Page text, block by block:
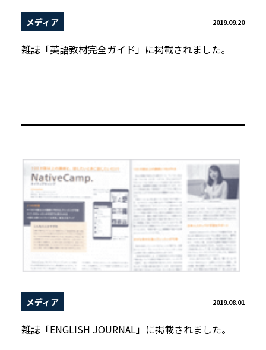
メディア 2019.09.20
雑誌「英語教材完全ガイド」に掲載されました。
メディア 2019.08.01
雑誌「ENGLISH JOURNAL」に掲載されました。